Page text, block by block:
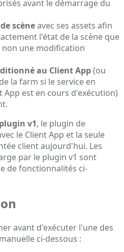
avant le démarrage du
scèneavec ses assets afin
l'état de la scène que
non une modification
au Client App(ou
la farm si le service en
App est en cours d'exécution)
plugin v1, le plugin de
le Client App et la seule
client aujourd'hui. Les
par le plugin v1 sont
de fonctionnalités ci-
avant d'exécuter l'une des
ci-dessous :